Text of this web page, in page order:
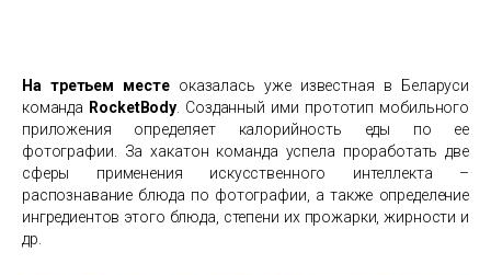
На третьем местеоказалась уже известная в Беларуси
команда RocketBody. Созданный ими прототип мобильного
приложения определяет калорийность еды по ее
фотографии. За хакатон команда успела проработать две
сферы применения искусственного интеллекта –
распознавание блюда по фотографии, а также определение
ингредиентов этого блюда, степени их прожарки, жирности и
др.